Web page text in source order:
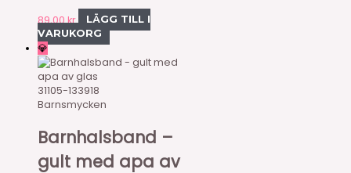
89,00kr
LÄGG TILL I
VARUKORG
💎
31105-133918
Barnsmycken
Barnhalsband –
gult med apa av